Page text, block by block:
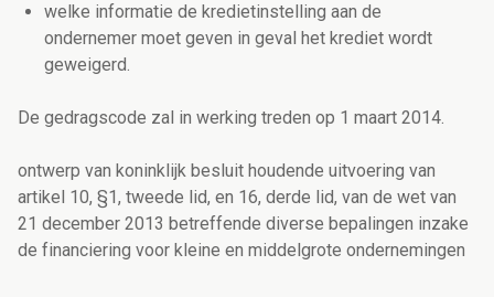
welke informatie de kredietinstelling aan de
ondernemer moet geven in geval het krediet wordt
geweigerd.
De gedragscode zal in werking treden op 1 maart 2014.
ontwerp van koninklijk besluit houdende uitvoering van
artikel 10, §1, tweede lid, en 16, derde lid, van de wet van
21 december 2013 betreffende diverse bepalingen inzake
de financiering voor kleine en middelgrote ondernemingen